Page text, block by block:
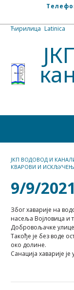
Ћирилица Latinica
ЈКП ВОДОВОД И
КВАРОВИ И
9/9/2021
Због хаварије на
насеља Војловица и
Добровољачке
Такође је без воде
око долине.
Санација хаварије је